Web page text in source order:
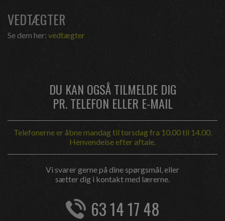
VEDTÆGTER
Se dem her: vedtægter
DU KAN OGSÅ TILMELDE DIG
PR. TELEFON ELLER E-MAIL
Telefonerne er åbne mandag til torsdag fra 10.00 til 14.00.
Henvendelse efter aftale.
Vi svarer gerne på dine spørgsmål, eller
sætter dig i kontakt med lærerne.
63 14 17 48